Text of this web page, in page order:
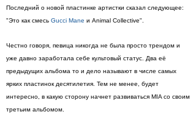
Последний о новой пластинке артистки сказал следующее:
"Это как смесь Gucci Mane и Animal Collective".
Честно говоря, певица никогда не была просто трендом и
уже давно заработала себе культовый статус. Два её
предыдущих альбома то и дело называют в числе самых
ярких пластинок десятилетия. Тем не менее, будет
интересно, в какую сторону начнет развиваться MIA со своим
третьим альбомом.